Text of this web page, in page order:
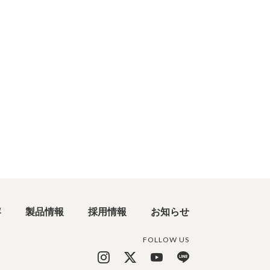
ください。
ださい。
製品情報 採用情報 お知らせ
FOLLOW US